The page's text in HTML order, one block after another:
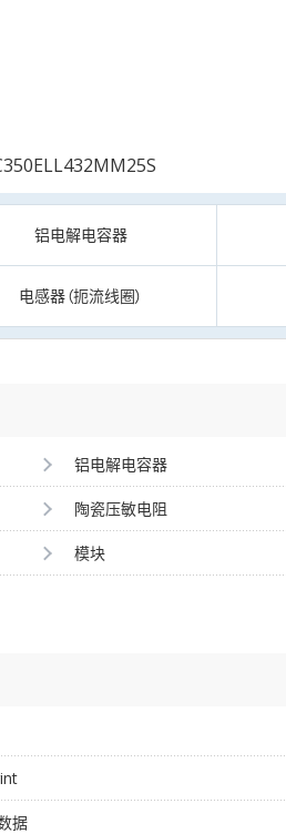
铝电解电容器
电感器（扼流线圈）
铝电解电容器
陶瓷压敏电阻
模块
据